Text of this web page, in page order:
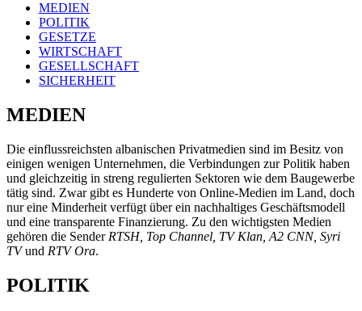
MEDIEN
POLITIK
GESETZE
WIRTSCHAFT
GESELLSCHAFT
SICHERHEIT
MEDIEN
Die einflussreichsten albanischen Privatmedien sind im Besitz von
einigen wenigen Unternehmen, die Verbindungen zur Politik haben
und gleichzeitig in streng regulierten Sektoren wie dem Baugewerbe
tätig sind. Zwar gibt es Hunderte von Online-Medien im Land, doch
nur eine Minderheit verfügt über ein nachhaltiges Geschäftsmodell
und eine transparente Finanzierung. Zu den wichtigsten Medien
gehören die Sender RTSH, Top Channel, TV Klan, A2 CNN, Syri
TVund RTV Ora.
POLITIK